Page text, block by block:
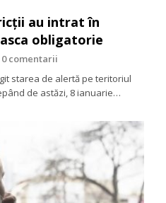
au intrat în
obligatorie
0 comentarii
starea de alertă pe teritoriul
de astăzi, 8 ianuarie…